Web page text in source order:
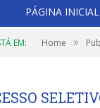
PÁGINA INICIAL
EM: Home »